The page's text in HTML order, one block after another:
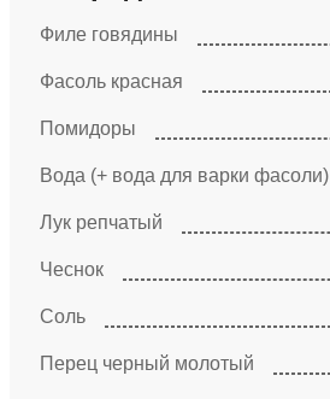
Филе говядины
Фасоль красная
Помидоры
Вода (+ вода для варки фасоли)
Лук репчатый
Чеснок
Соль
Перец черный молотый